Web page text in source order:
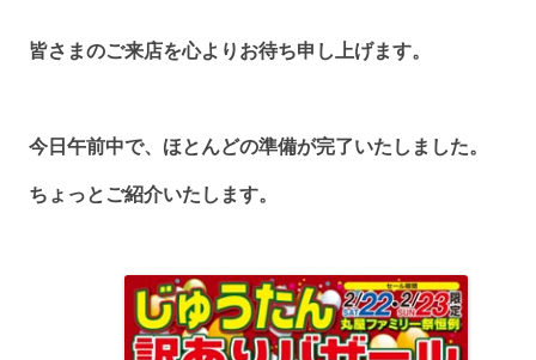
皆さまのご来店を心よりお待ち申し上げます。
今日午前中で、ほとんどの準備が完了いたしました。
ちょっとご紹介いたします。